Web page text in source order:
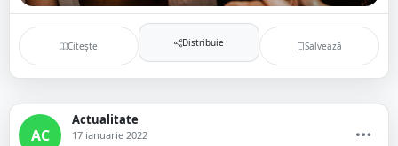
Citește Distribuie Salvează
AC
Actualitate
17 ianuarie 2022